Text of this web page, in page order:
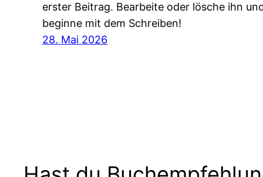
erster Beitrag. Bearbeite oder lösche ihn
beginne mit dem Schreiben!
28. Mai 2026